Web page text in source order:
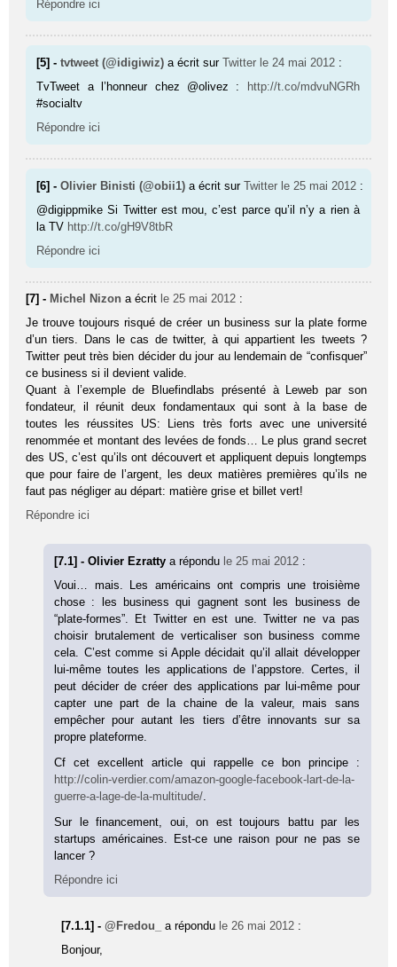
Répondre ici
[5] -tvtweet (@idigiwiz) a écrit surTwitter le 24 mai 2012 :
TvTweet a l’honneur chez @olivez : http://t.co/mdvuNGRh
#socialtv
Répondre ici
[6] -Olivier Binisti (@obii1) a écrit surTwitter le 25 mai 2012 :
@digippmike Si Twitter est mou, c’est parce qu’il n’y a rien à
la TV http://t.co/gH9V8tbR
Répondre ici
[7] - Michel Nizon a écrit le 25 mai 2012 :
Je trouve toujours risqué de créer un business sur la plate forme
d’un tiers. Dans le cas de twitter, à qui appartient les tweets ?
Twitter peut très bien décider du jour au lendemain de “confisquer”
ce business si il devient valide.
Quant à l’exemple de Bluefindlabs présenté à Leweb par son
fondateur, il réunit deux fondamentaux qui sont à la base de
toutes les réussites US: Liens très forts avec une université
renommée et montant des levées de fonds… Le plus grand secret
des US, c’est qu’ils ont découvert et appliquent depuis longtemps
que pour faire de l’argent, les deux matières premières qu’ils ne
faut pas négliger au départ: matière grise et billet vert!
Répondre ici
[7.1] - Olivier Ezrattya répondu le 25 mai 2012 :
Voui… mais. Les américains ont compris une troisième
chose : les business qui gagnent sont les business de
“plate-formes”. Et Twitter en est une. Twitter ne va pas
choisir brutalement de verticaliser son business comme
cela. C’est comme si Apple décidait qu’il allait développer
lui-même toutes les applications de l’appstore. Certes, il
peut décider de créer des applications par lui-même pour
capter une part de la chaine de la valeur, mais sans
empêcher pour autant les tiers d’être innovants sur sa
propre plateforme.
Cf cet excellent article qui rappelle ce bon principe :
http://colin-verdier.com/amazon-google-facebook-lart-de-la-
guerre-a-lage-de-la-multitude/
Sur le financement, oui, on est toujours battu par les
startups américaines. Est-ce une raison pour ne pas se
lancer ?
Répondre ici
[7.1.1] -@Fredou_ a répondu le 26 mai 2012 :
Bonjour,